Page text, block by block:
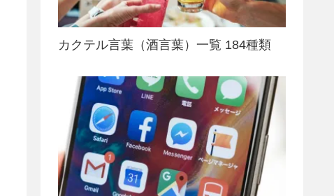
カクテル言葉（酒言葉）一覧 184種類